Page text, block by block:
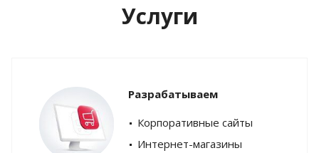
Услуги
Разрабатываем
Корпоративные сайты
Интернет-магазины